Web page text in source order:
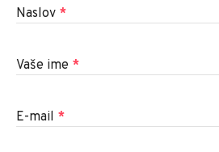
Naslov *
Vaše ime *
E-mail *